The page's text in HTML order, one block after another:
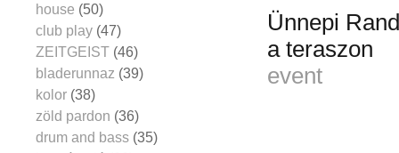
Ünnepi
a teraszon
event
house (50)
club play (47)
ZEITGEIST (46)
bladerunnaz (39)
kolor (38)
zöld pardon (36)
drum and bass (35)